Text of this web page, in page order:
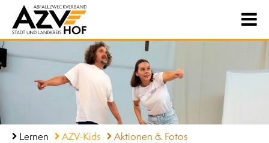
Lernen AZV-Kids
Aktionen & Fotos